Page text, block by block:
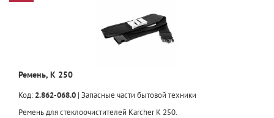
Ремень, K 250
Код: 2.862-068.0 | Запасные части бытовой техники
Ремень для стеклоочистителей Karcher K 250.